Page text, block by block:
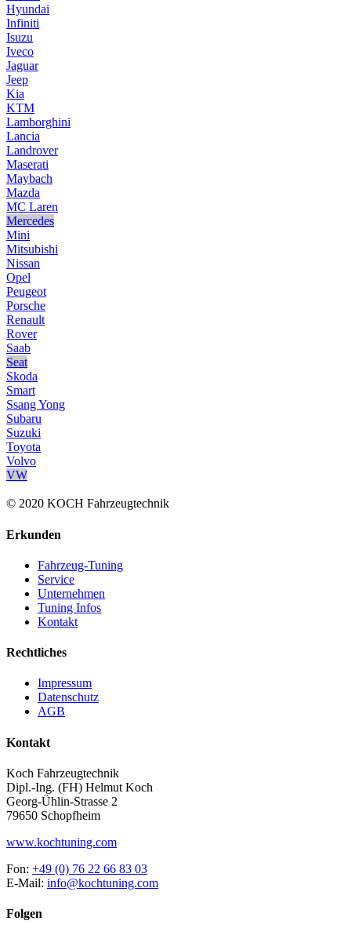
Hyundai
Infiniti
Isuzu
Iveco
Jaguar
Jeep
Kia
KTM
Lamborghini
Lancia
Landrover
Maserati
Maybach
Mazda
MC Laren
Mercedes
Mini
Mitsubishi
Nissan
Opel
Peugeot
Porsche
Renault
Rover
Saab
Seat
Skoda
Smart
Ssang Yong
Subaru
Suzuki
Toyota
Volvo
VW
© 2020 KOCH Fahrzeugtechnik
Erkunden
Fahrzeug-Tuning
Service
Unternehmen
Tuning Infos
Kontakt
Rechtliches
Impressum
Datenschutz
AGB
Kontakt
Koch Fahrzeugtechnik
Dipl.-Ing. (FH) Helmut Koch
Georg-Ühlin-Strasse 2
79650 Schopfheim
www.kochtuning.com
Fon: +49 (0) 76 22 66 83 03
E-Mail: info@kochtuning.com
Folgen